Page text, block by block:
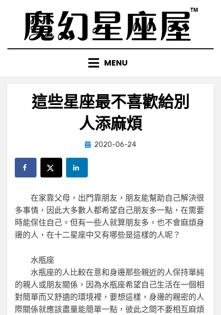
content
MENU
這些星座最不喜歡給別
人添麻煩
by小編
Posted
2020-06-24
在家靠父母，出門靠朋友，朋友能幫助自己解決很
多事情，因此大多數人都希望自己朋友多一點，在需要
時能保住自己。但有一些人就算朋友多，也不會麻煩身
邊的人，在十二星座中又有哪些是這樣的人呢？
水瓶座
水瓶座的人比較在意和身邊那些親近的人保持單純
的親人或朋友關係，因為水瓶座希望自己生活在一個相
對簡單而又舒適的環境裡，要想這樣，身邊的親密的人
際關係就應該盡量能簡單一點，彼此之間不要相互麻煩